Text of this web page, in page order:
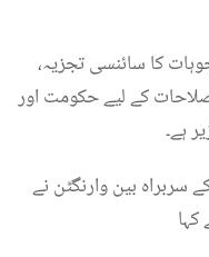
کا سائنسی تجزیہ،
کے لیے حکومت اور
ہے۔
بین وارنگٹن نے